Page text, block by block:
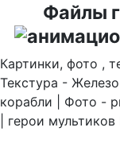
Файлы
Картинки, фото ,
Текстура -
корабли | Фото -
| герои